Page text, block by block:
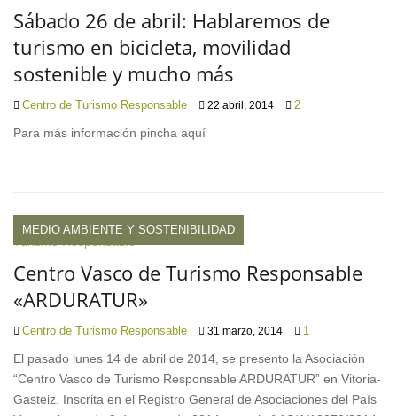
Sábado 26 de abril: Hablaremos de
turismo en bicicleta, movilidad
sostenible y mucho más
Centro de Turismo Responsable 22 abril, 2014 2
Para más información pincha aquí
MEDIO AMBIENTE Y SOSTENIBILIDAD
Centro Vasco de Turismo Responsable
«ARDURATUR»
Centro de Turismo Responsable 31 marzo, 2014 1
El pasado lunes 14 de abril de 2014, se presento la Asociación
“Centro Vasco de Turismo Responsable ARDURATUR” en Vitoria-
Gasteiz. Inscrita en el Registro General de Asociaciones del País